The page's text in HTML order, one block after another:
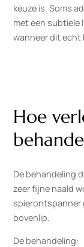
keuze is. Soms
met een subtiele
wanneer dit echt
Hoe
De behandeling
zeer fijne naald
spierontspanner
bovenlip.
De behandeling: